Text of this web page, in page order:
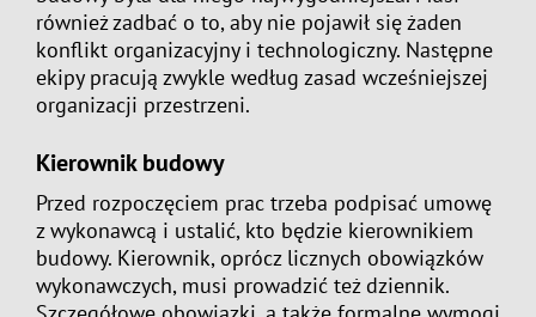
również zadbać o to, aby nie pojawił się żaden
konflikt organizacyjny i technologiczny. Następne
ekipy pracują zwykle według zasad wcześniejszej
organizacji przestrzeni.
Kierownik budowy
Przed rozpoczęciem prac trzeba podpisać umowę
z wykonawcą i ustalić, kto będzie kierownikiem
budowy. Kierownik, oprócz licznych obowiązków
wykonawczych, musi prowadzić też dziennik.